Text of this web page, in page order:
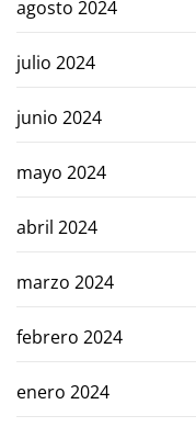
agosto 2024
julio 2024
junio 2024
mayo 2024
abril 2024
marzo 2024
febrero 2024
enero 2024